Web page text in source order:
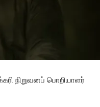
நிறுவனப் பொறியாளர்